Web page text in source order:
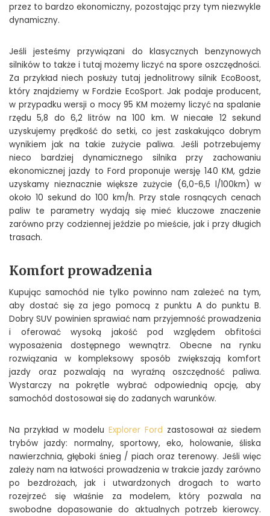
przez to bardzo ekonomiczny, pozostając przy tym niezwykle
dynamiczny.
Jeśli jesteśmy przywiązani do klasycznych benzynowych
silników to także i tutaj możemy liczyć na spore oszczędności.
Za przykład niech posłuży tutaj jednolitrowy silnik EcoBoost,
który znajdziemy w Fordzie EcoSport. Jak podaje producent,
w przypadku wersji o mocy 95 KM możemy liczyć na spalanie
rzędu 5,8 do 6,2 litrów na 100 km. W niecałe 12 sekund
uzyskujemy prędkość do setki, co jest zaskakująco dobrym
wynikiem jak na takie zużycie paliwa. Jeśli potrzebujemy
nieco bardziej dynamicznego silnika przy zachowaniu
ekonomicznej jazdy to Ford proponuje wersję 140 KM, gdzie
uzyskamy nieznacznie większe zużycie (6,0-6,5 l/100km) w
około 10 sekund do 100 km/h. Przy stale rosnących cenach
paliw te parametry wydają się mieć kluczowe znaczenie
zarówno przy codziennej jeździe po mieście, jak i przy długich
trasach.
Komfort prowadzenia
Kupując samochód nie tylko powinno nam zależeć na tym,
aby dostać się za jego pomocą z punktu A do punktu B.
Dobry SUV powinien sprawiać nam przyjemność prowadzenia
i oferować wysoką jakość pod względem obfitości
wyposażenia dostępnego wewnątrz. Obecne na rynku
rozwiązania w kompleksowy sposób zwiększają komfort
jazdy oraz pozwalają na wyraźną oszczędność paliwa.
Wystarczy na pokrętle wybrać odpowiednią opcję, aby
samochód dostosował się do zadanych warunków.
Na przykład w modelu Explorer Ford zastosował aż siedem
trybów jazdy: normalny, sportowy, eko, holowanie, śliska
nawierzchnia, głęboki śnieg / piach oraz terenowy. Jeśli więc
zależy nam na łatwości prowadzenia w trakcie jazdy zarówno
po bezdrożach, jak i utwardzonych drogach to warto
rozejrzeć się właśnie za modelem, który pozwala na
swobodne dopasowanie do aktualnych potrzeb kierowcy.